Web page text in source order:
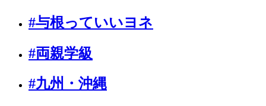
#与根っていいヨネ
#両親学級
#九州・沖縄